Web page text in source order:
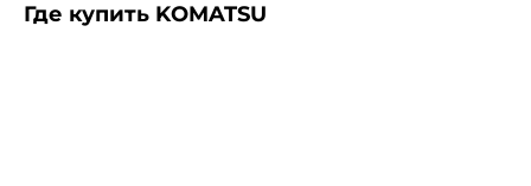
Где купить KOMATSU